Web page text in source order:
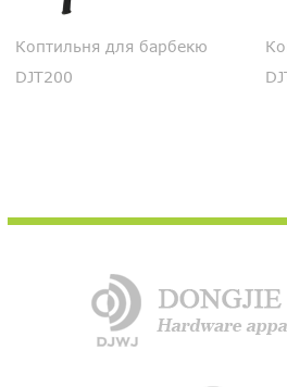
Коптильня для барбекю
DJT200